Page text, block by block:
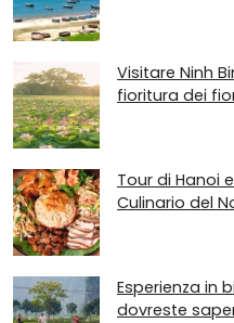
Visitare Ninh
fioritura dei
Tour di Hanoi
Culinario del
Esperienza in
dovreste